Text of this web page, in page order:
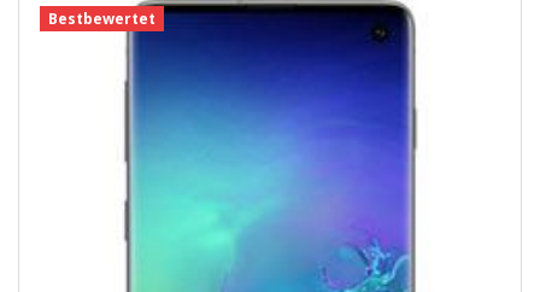
Bestbewertet